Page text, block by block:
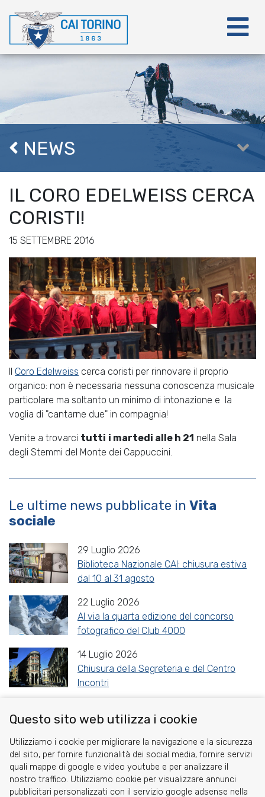
NEWS
IL CORO EDELWEISS CERCA
CORISTI!
15 SETTEMBRE 2016
Il Coro Edelweiss cerca coristi per rinnovare il proprio
organico: non è necessaria nessuna conoscenza musicale
particolare ma soltanto un minimo di intonazione e la
voglia di "cantarne due" in compagnia!
Venite a trovarci tutti i martedi alle h 21 nella Sala
degli Stemmi del Monte dei Cappuccini.
Le ultime news pubblicate in Vita
sociale
29 Luglio 2026
Biblioteca Nazionale CAI: chiusura estiva
dal 10 al 31 agosto
22 Luglio 2026
Al via la quarta edizione del concorso
fotografico del Club 4000
14 Luglio 2026
Chiusura della Segreteria e del Centro
Incontri
ShareFacebook
TwitterRedditWhatsApp
Gmail
Questo sito web utilizza i cookie
Utilizziamo i cookie per migliorare la navigazione e la sicurezza
del sito, per fornire funzionalità dei social media, fornire servizi
quali mappe di google e video youtube e per analizzare il
nostro traffico. Utilizziamo cookie per visualizzare annunci
pubblicitari personalizzati con il servizio google adsense nella